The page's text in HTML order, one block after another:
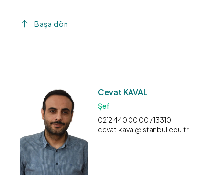
Başa dön
Cevat KAVAL
Şef
0212 440 00 00 / 13310
cevat.kaval@istanbul.edu.tr